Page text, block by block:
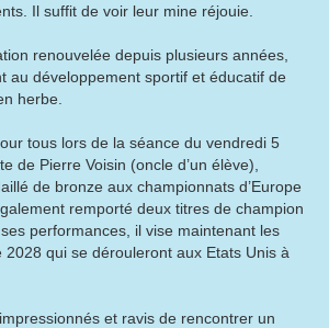
Il suffit de voir leur mine réjouie.
renouvelée depuis plusieurs années,
au développement sportif et éducatif de
herbe.
tous lors de la séance du vendredi 5
de Pierre Voisin (oncle d’un élève),
de bronze aux championnats d’Europe
remporté deux titres de champion
performances, il vise maintenant les
2028 qui se dérouleront aux Etats Unis à
et ravis de rencontrer un